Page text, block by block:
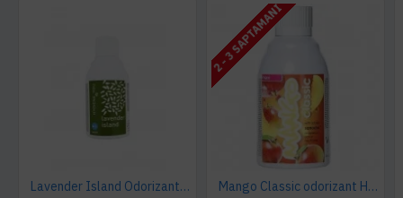
Lavender Island Odorizant Maxi 243ml Hygiene4You
2 - 3 SAPTAMANI
Mango Classic odorizant Hygiene 4 You